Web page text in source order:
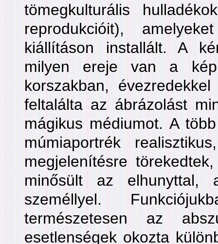
tömegkulturális
reprodukcióit),
kiállításon installált. A
milyen ereje van a
korszakban,
feltalálta az ábrázolást
mágikus médiumot. A
múmiaportrék
megjelenítésre
minősült az
személlyel.
természetesen az
esetlenségek okozta